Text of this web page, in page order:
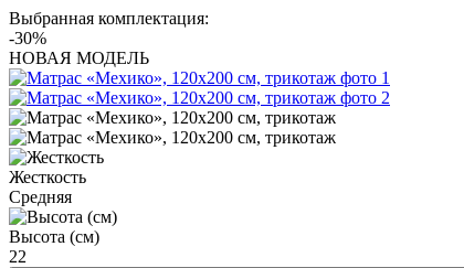
Выбранная комплектация:
-30%
НОВАЯ МОДЕЛЬ
Жесткость
Средняя
Высота (см)
22